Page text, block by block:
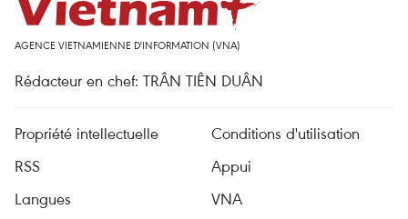
AGENCE VIETNAMIENNE D'INFORMATION (VNA)
Rédacteur en chef: TRÂN TIÊN DUÂN
Propriété intellectuelle
Conditions d'utilisation
RSS
Appui
Langues
VNA